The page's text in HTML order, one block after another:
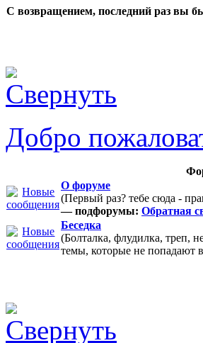
С возвращением, последний раз вы
Добро
О форуме
(Первый раз? тебе сюда -
— подфорумы: Обратная
Беседка
(Болталка, флудилка, треп,
темы, которые не попадают